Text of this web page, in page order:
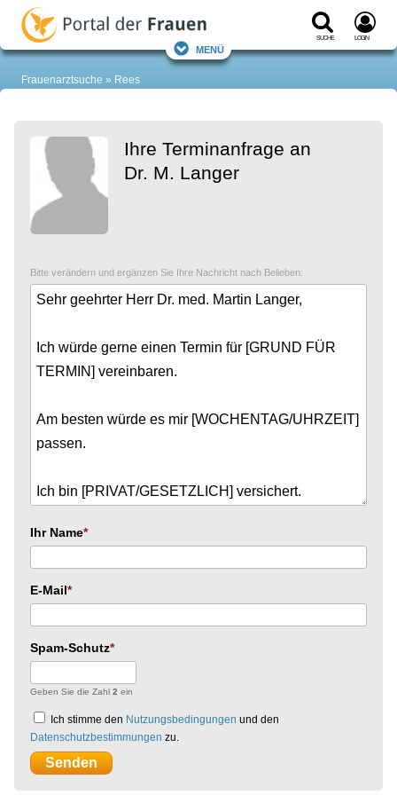
Suche Login
Menü
Frauenarztsuche Rees
Ihre Terminanfrage an
Dr. M. Langer
Bitte verändern und ergänzen Sie Ihre Nachricht nach Belieben:
Ihr Name
E-Mail
Spam-Schutz
Geben Sie die Zahl 2 ein
Ich stimme den Nutzungsbedingungen und den
Datenschutzbestimmungen zu.